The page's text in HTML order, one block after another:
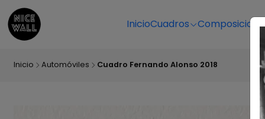
InicioCuadros
Inicio Automóviles Cuadro Fernando Alonso 2018